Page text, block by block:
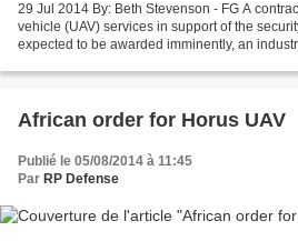
29 Jul 2014 By: Beth Stevenson - FG A
vehicle (UAV) services in support of the
expected to be awarded imminently, an
African order for Horus UAV
Publié le 05/08/2014 à 11:45
Par RP Defense